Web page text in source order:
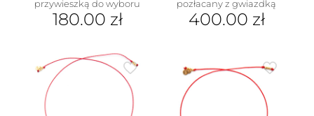
przywieszką do wyboru
180.00 zł
ma
wariantów.
pozłacany z gwiazdką
400.00 zł